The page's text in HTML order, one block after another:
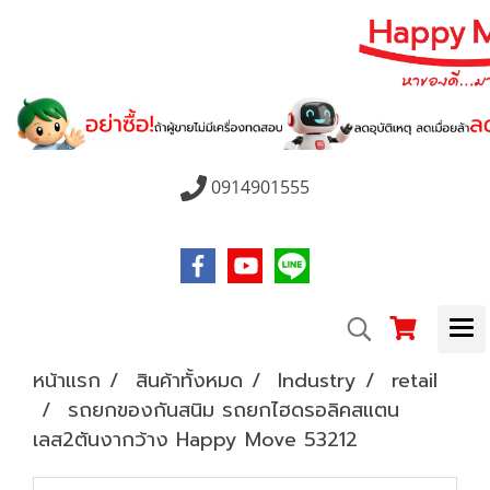
0914901555
หน้าแรก สินค้าทั้งหมด Industry
retail
รถยกของกันสนิม รถยกไฮดรอลิคสแตน
เลส2ตันงากว้าง Happy Move 53212